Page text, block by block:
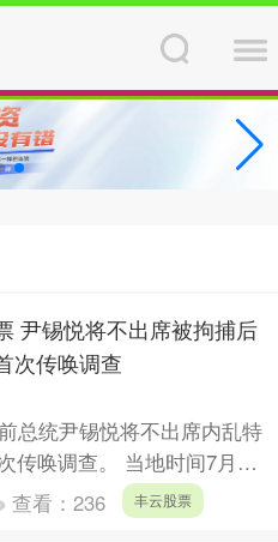
尹锡悦将不出席被拘捕后
次传唤调查
总统尹锡悦将不出席内乱特
传唤调查。 当地时间7月10
院经过审理，批准内乱特检
查看： 236 丰云股票